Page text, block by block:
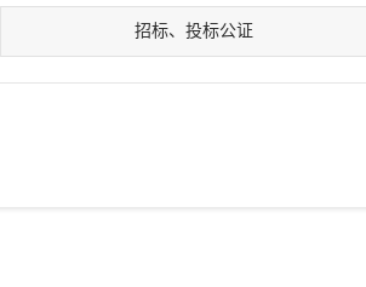
招标、投标公证